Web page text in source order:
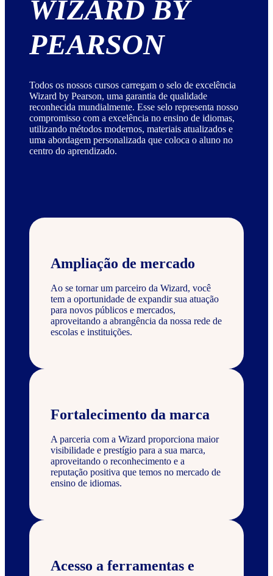
WIZARD BY
PEARSON
Todos os nossos cursos carregam o selo de excelência
Wizard by Pearson, uma garantia de qualidade
reconhecida mundialmente. Esse selo representa nosso
compromisso com a excelência no ensino de idiomas,
utilizando métodos modernos, materiais atualizados e
uma abordagem personalizada que coloca o aluno no
centro do aprendizado.
Ampliação de mercado
Ao se tornar um parceiro da Wizard, você
tem a oportunidade de expandir sua atuação
para novos públicos e mercados,
aproveitando a abrangência da nossa rede de
escolas e instituições.
Fortalecimento da marca
A parceria com a Wizard proporciona maior
visibilidade e prestígio para a sua marca,
aproveitando o reconhecimento e a
reputação positiva que temos no mercado de
ensino de idiomas.
Acesso a ferramentas e